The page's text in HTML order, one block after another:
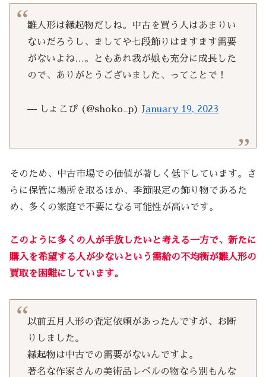
雛人形は縁起物だしね。中古を買う人はあまりい
ないだろうし、ましてや七段飾りはますます需要
がないよね…。ともあれ我が娘も充分に成長した
ので、ありがとうございました、ってことで！
— しょこぴ (@shoko_p) January 19, 2023
そのため、中古市場での価値が著しく低下しています。さ
らに保管に場所を取るほか、季節限定の飾り物であるた
め、多くの家庭で不要になる可能性が高いです。
このように多くの人が手放したいと考える一方で、新たに
購入を希望する人が少ないという需給の不均衡が雛人形の
買取を困難にしています。
以前五月人形の査定依頼があったんですが、お断
りしました。
縁起物は中古での需要がないんですよ。
著名な作家さんの美術品レベルの物なら別もんな